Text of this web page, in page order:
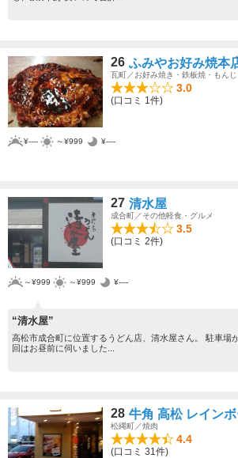
26 ふみやお好み焼本
瓦町／お好み焼き・鉄板焼・もんじ
3.0
(口コミ 1件)
¥---- ～¥999 ¥----
27 清水屋
成合町／その他軽食・グルメ
3.5
(口コミ 2件)
～¥999 ～¥999 ¥----
“清水屋”
高松市成合町に位置するうどん店、清水屋さん。 駐車場
回はお昼前に伺いました...
28 牛角 高松 レイン
松縄町／焼肉
4.4
(口コミ 31件)